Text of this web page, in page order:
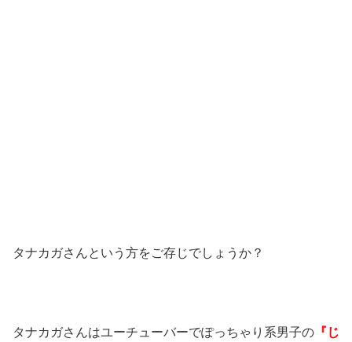
タナカガさんという方をご存じでしょうか？
タナカガさんはユーチューバーでぽっちゃり系男子の 『じ